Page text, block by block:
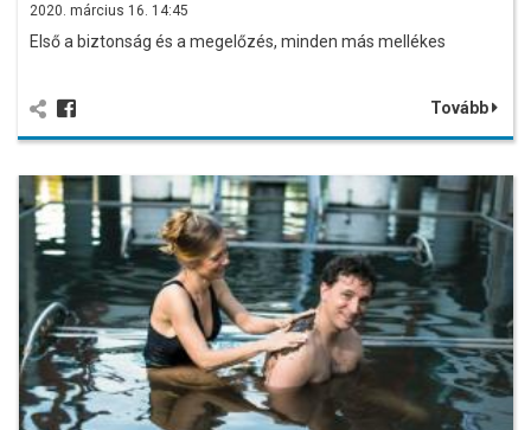
2020. március 16. 14:45
Első a biztonság és a megelőzés, minden más mellékes
Tovább